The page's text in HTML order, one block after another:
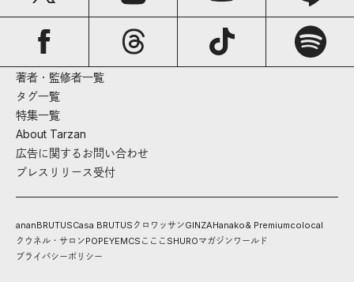
著者・監修者一覧
タグ一覧
特集一覧
About Tarzan
広告に関するお問い合わせ
プレスリリース受付
ananBRUTUSCasa BRUTUS クロワッサンGINZAHanako& Premiumcolocal
クウネル・サロンPOPEYEMCS こここ SHUROマガジンワールド
プライバシーポリシー